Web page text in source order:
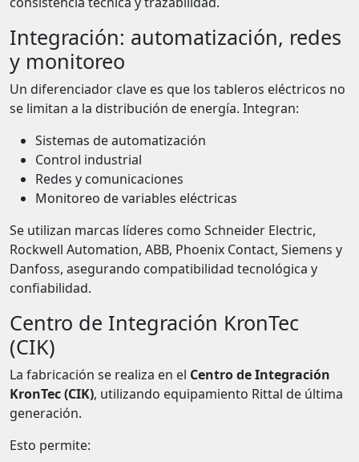
Integración: automatización, redes
y monitoreo
Un diferenciador clave es que los tableros eléctricos no
se limitan a la distribución de energía. Integran:
Sistemas de automatización
Control industrial
Redes y comunicaciones
Monitoreo de variables eléctricas
Se utilizan marcas líderes como Schneider Electric,
Rockwell Automation, ABB, Phoenix Contact, Siemens y
Danfoss, asegurando compatibilidad tecnológica y
confiabilidad.
Centro de Integración KronTec
(CIK)
La fabricación se realiza en el Centro de Integración
KronTec (CIK), utilizando equipamiento Rittal de última
generación.
Esto permite: